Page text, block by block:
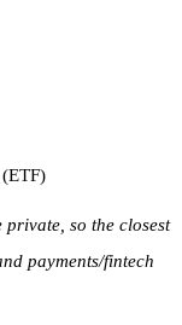
so the closest
payments/fintech